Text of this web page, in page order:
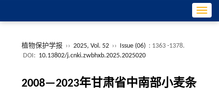
植物保护学报 ›› 2025, Vol. 52 ›› Issue (06) : 1363 -1378.
DOI: 10.13802/j.cnki.zwbhxb.2025.2025020
2008—2023年甘肃省中南部小麦条